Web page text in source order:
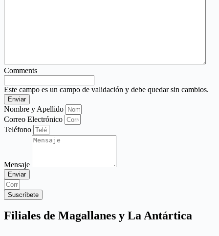
Comments
Este campo es un campo de validación y debe quedar sin cambios.
Nombre y Apellido
Correo Electrónico
Teléfono
Mensaje
Enviar
Suscríbete
Filiales de Magallanes y La Antártica